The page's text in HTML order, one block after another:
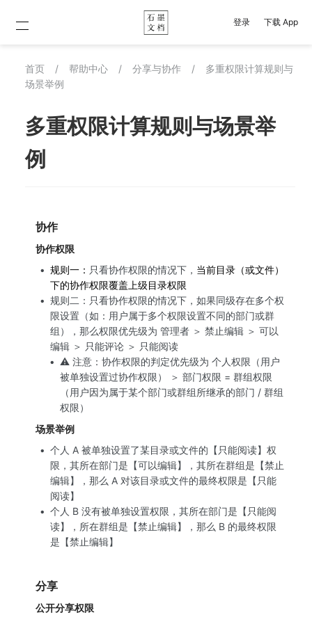
登录 下载 App
首页 / 帮助中心 / 分享与协作 /
多重权限计算规则与
场景举例
多重权限计算规则与场景举
例
协作
协作权限
规则一： 只看协作权限的情况下， 当前目录（或文件）
下的协作权限覆盖上级目录权限
规则二：只看协作权限的情况下，如果同级存在多个权
限设置（如：用户属于多个权限设置不同的部门或群
组），那么权限优先级为 管理者 ＞ 禁止编辑 ＞ 可以
编辑 ＞ 只能评论 ＞ 只能阅读
⚠️ 注意：协作权限的判定优先级为 个人权限（用户
被单独设置过协作权限） ＞ 部门权限 = 群组权限
（用户因为属于某个部门或群组所继承的部门 / 群组
权限）
场景举例
个人 A 被单独设置了某目录或文件的【只能阅读】权
限，其所在部门是【可以编辑】，其所在群组是【禁止
编辑】，那么 A 对该目录或文件的最终权限是【只能
阅读】
个人 B 没有被单独设置权限，其所在部门是【只能阅
读】，所在群组是【禁止编辑】，那么 B 的最终权限
是【禁止编辑】
分享
公开分享权限